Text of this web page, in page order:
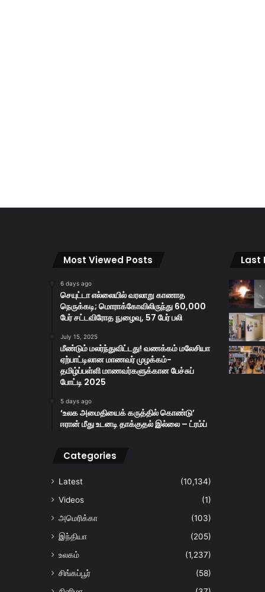
Most Viewed Posts
6 days ago
செயுட்டா எல்லையில் வரலாறு காணாத
நெருக்கடி; மொராக்கோவிலிருந்து 60,000
பேர் சட்டவிரோத நுழைவு, 57 பேர் பலி
July 15, 2025
மீண்டும் மலர்ந்துவிட்டது! வணக்கம் மலேசியா
ஏற்பாட்டிலான மாணவர் முழக்கம்-
தமிழ்ப்பள்ளி மாணவர்களுக்கான பேச்சுப்
போட்டி 2025
5 days ago
‘உலக அமைதியைக் கருத்தில் கொண்டு’
ஈரான் மீது உடனடி தாக்குதல் இல்லை – ட்ரம்ப்
Categories
Latest
(10,134)
Videos
(1)
அமெரிக்கா
(103)
இந்தியா
(205)
உலகம்
(1,237)
சிங்கப்பூர்
(58)
Last